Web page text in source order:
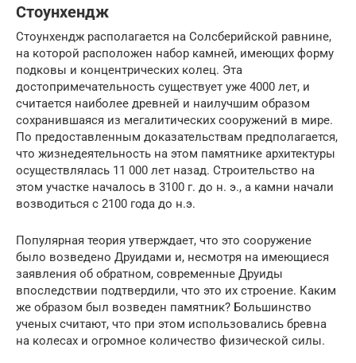
Стоунхендж
Cтоунхендж располагается на Солсберийской равнине,
на которой расположен набор камней, имеющих форму
подковы и концентрических колец. Эта
достопримечательность существует уже 4000 лет, и
считается наиболее древней и наилучшим образом
сохранившаяся из мегалитических сооружений в мире.
По предоставленным доказательствам предполагается,
что жизнедеятельность на этом памятнике архитектуры
осуществлялась 11 000 лет назад. Строительство на
этом участке началось в 3100 г. до н. э., а камни начали
возводиться с 2100 года до н.э.
Популярная теория утверждает, что это сооружение
было возведено Друидами и, несмотря на имеющиеся
заявления об обратном, современные Друиды
впоследствии подтвердили, что это их строение. Каким
же образом был возведен памятник? Большинство
ученых считают, что при этом использовались бревна
на колесах и огромное количество физической силы.